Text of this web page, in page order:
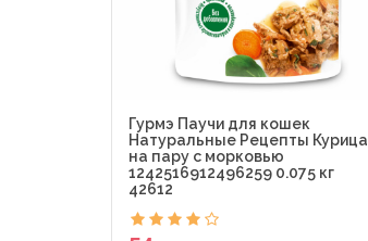
Гурмэ Паучи для кошек
Натуральные Рецепты Курица
на пару с морковью
1242516912496259 0.075 кг
42612